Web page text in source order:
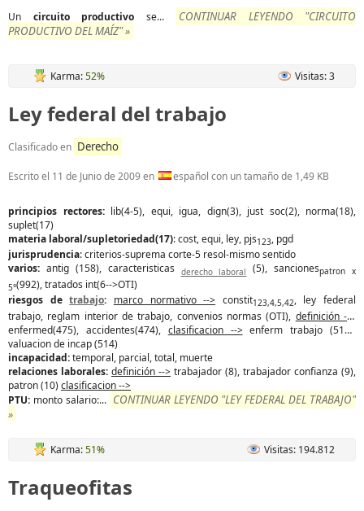
Un circuito productivo se...
CONTINUAR LEYENDO "CIRCUITO
PRODUCTIVO DEL MAÍZ" »
Karma:52% Visitas: 3
Ley federal del trabajo
Clasificado en Derecho
Escrito el 11 de Junio de 2009en español con un tamaño de 1,49 KB
principios rectores: lib(4-5), equi, igua, dign(3), just soc(2), norma(18),
suplet(17)
materia laboral/supletoriedad(17): cost, equi, ley, pjs123, pgd
jurisprudencia: criterios-suprema corte-5 resol-mismo sentido
varios: antig (158), caracteristicas derecho laboral (5), sancionespatron x
5°(992), tratados int(6-->OTI)
riesgos detrabajo: marco normativo --> constit123,4,5,42, ley federal
trabajo, reglam interior de trabajo, convenios normas (OTI), definición -->
enfermed(475), accidentes(474), clasificacion -->enferm trabajo (513),
valuacion de incap (514)
incapacidad:temporal, parcial, total, muerte
relaciones laborales: definición --> trabajador (8), trabajador confianza (9),
patron (10) clasificacion -->
PTU: monto salario:... CONTINUAR LEYENDO "LEY FEDERAL DEL TRABAJO"
»
Karma:51% Visitas: 194.812
Traqueofitas